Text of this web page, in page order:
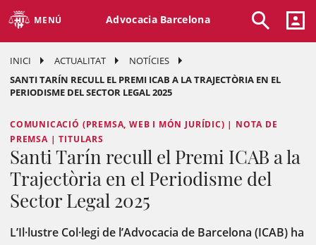
MENÚ Advocacia Barcelona
INICI ACTUALITAT
NOTÍCIES
SANTI TARÍN RECULL EL PREMI ICAB A LA TRAJECTÒRIA EN EL
PERIODISME DEL SECTOR LEGAL 2025
COMUNICACIÓ (PREMSA, WEB I MÓN JURÍDIC) | NOTA DE
PREMSA | TITULARS
Santi Tarín recull el Premi ICAB a la
Trajectòria en el Periodisme del
Sector Legal 2025
L’Il·lustre Col·legi de l’Advocacia de Barcelona (ICAB) ha